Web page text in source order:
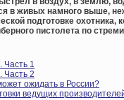
в живых намного выше,
подготовке охотника,
пистолета по
Часть 1
Часть 2
ожидать в России?
ведущих